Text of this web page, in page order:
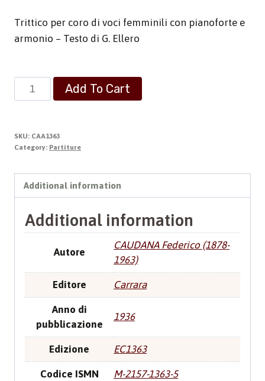
Trittico per coro di voci femminili con pianoforte e
armonio – Testo di G. Ellero
Giovanna
D’Arco
Add To Cart
SKU: CAA1363
Category: Partiture
Additional information
Additional information
Autore
CAUDANA Federico (1878-
1963)
Editore Carrara
Anno di
pubblicazione
1936
Edizione EC1363
Codice ISMN M-2157-1363-5